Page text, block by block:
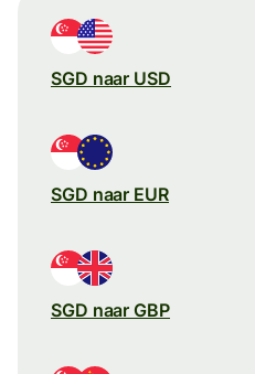
SGD naar USD
SGD naar EUR
SGD naar GBP